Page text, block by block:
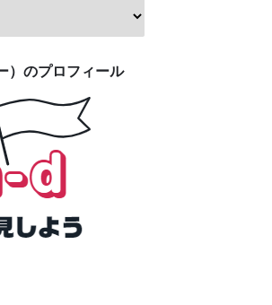
）のプロフィール